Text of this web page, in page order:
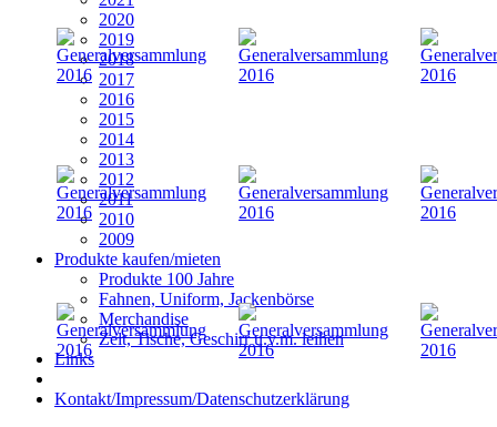
2020
2019
2018
2017
2016
2015
2014
2013
2012
2011
2010
2009
Produkte kaufen/mieten
Produkte 100 Jahre
Fahnen, Uniform, Jackenbörse
Merchandise
Zelt, Tische, Geschirr u.v.m. leihen
Links
Kontakt/Impressum/Datenschutzerklärung